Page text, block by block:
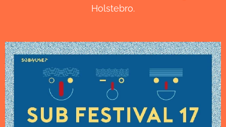
Holstebro.